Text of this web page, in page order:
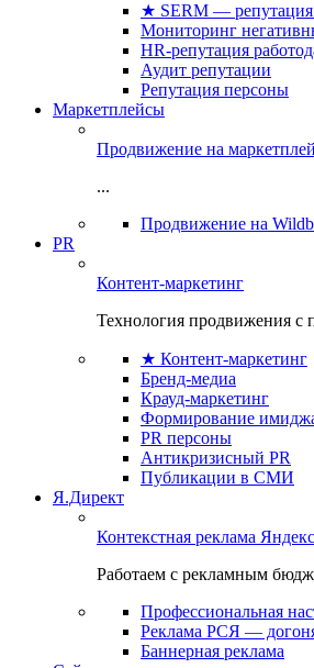
★ SERM — репутация
Мониторинг
HR-репутация
Аудит репутации
Репутация персоны
Маркетплейсы
Продвижение на
...
Продвижение на
PR
Контент-маркетинг
Технология продвижения
★ Контент-маркетинг
Бренд-медиа
Крауд-маркетинг
Формирование
PR персоны
Антикризисный PR
Публикации в СМИ
Я.Директ
Контекстная реклама
Работаем с рекламным
Профессиональная
Реклама РСЯ —
Баннерная реклама